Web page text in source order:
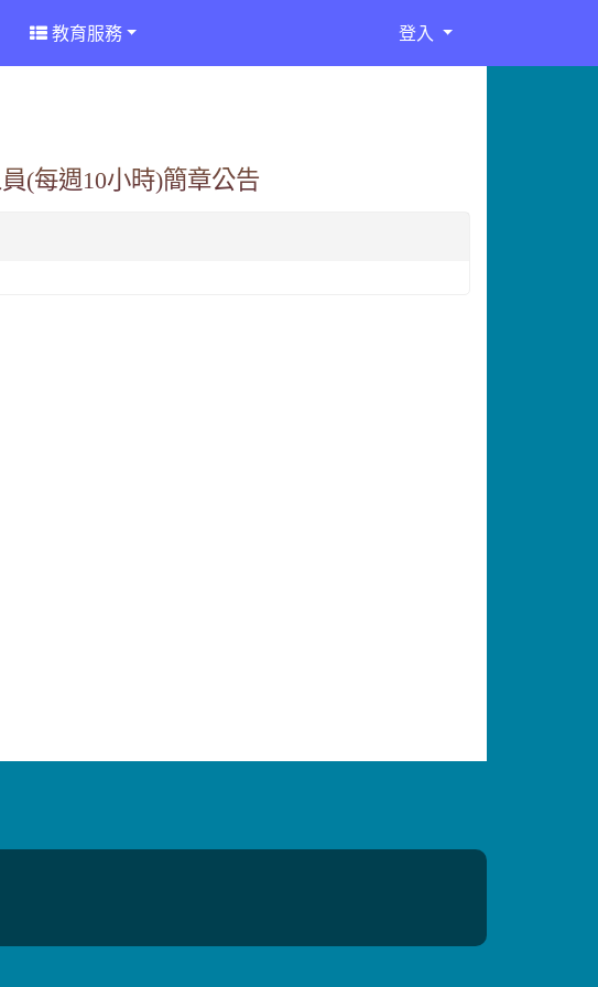
教育服務 登入
(每週10小時)簡章公告